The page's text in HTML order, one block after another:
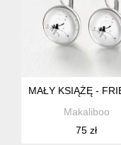
MAŁY KSIĄŻĘ -
Makaliboo
75 zł